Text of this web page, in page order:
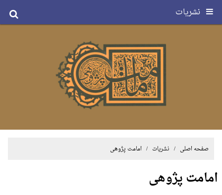
نشریات
صفحه اصلی / نشریات / امامت پژوهی
امامت پژوهی